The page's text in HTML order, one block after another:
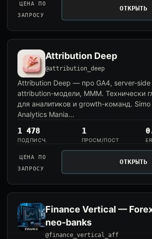
ЦЕНА ПО
ЗАПРОСУ
ОТКРЫТЬ
Attribution Deep
@attribution_deep
Attribution Deep — про GA4, server-
attribution-модели, MMM. Технически
для аналитиков и growth-команд. Simo
Analytics Mania...
1 478
ПОДПИСЧ.
1
ПРОСМ/ПОСТ ER
ЦЕНА ПО
ЗАПРОСУ
ОТКРЫТЬ
Finance Vertical —
neo-banks
@finance_vertical_aff